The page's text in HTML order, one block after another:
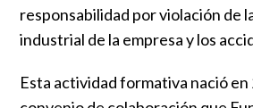
responsabilidad por violación de
industrial de la empresa y los
Esta actividad formativa nació